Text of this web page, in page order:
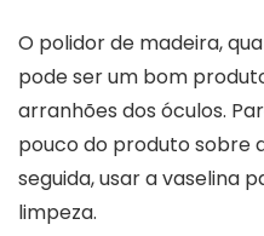
O polidor de madeira,
pode ser um bom
arranhões dos óculos.
pouco do produto sobre
seguida, usar a vaselina
limpeza.